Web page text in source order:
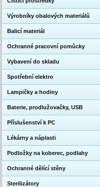
Výrobníky obalových materiálů
Balicí materiál
Ochranné pracovní pomůcky
Vybavení do skladu
Spotřební elektro
Lampičky a hodiny
Baterie, prodlužovačky, USB
Příslušenství k PC
Lékárny a náplasti
Podložky na koberec, podlahy
Ochranné dělící stěny
Sterilizátory